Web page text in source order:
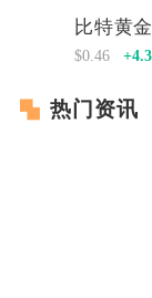
比特黄
$0.46
热门资讯